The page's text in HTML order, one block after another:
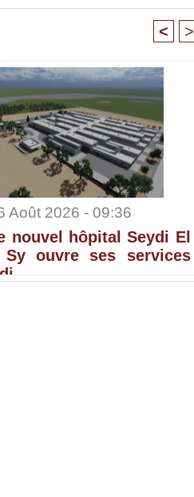
< >
Août 2026 - 09:36
nouvel hôpital Seydi El
Sy ouvre ses services